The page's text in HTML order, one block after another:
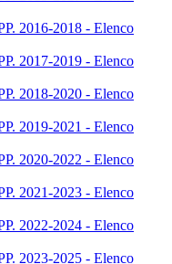
2016-2018 - Elenco
2017-2019 - Elenco
2018-2020 - Elenco
2019-2021 - Elenco
2020-2022 - Elenco
2021-2023 - Elenco
2022-2024 - Elenco
2023-2025 - Elenco